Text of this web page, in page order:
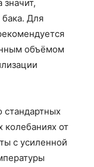
значит,
Для
объёмом
стандартных
колебаниях от
с усиленной